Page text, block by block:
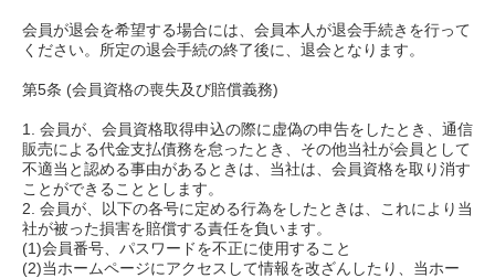
会員が退会を希望する場合には、会員本人が退会手続きを行って
ください。所定の退会手続の終了後に、退会となります。
第5条 (会員資格の喪失及び賠償義務)
1. 会員が、会員資格取得申込の際に虚偽の申告をしたとき、通信
販売による代金支払債務を怠ったとき、その他当社が会員として
不適当と認める事由があるときは、当社は、会員資格を取り消す
ことができることとします。
2. 会員が、以下の各号に定める行為をしたときは、これにより当
社が被った損害を賠償する責任を負います。
(1)会員番号、パスワードを不正に使用すること
(2)当ホームページにアクセスして情報を改ざんしたり、当ホー